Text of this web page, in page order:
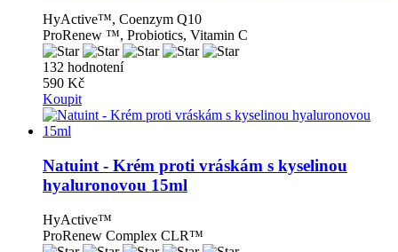
HyActive™, Coenzym Q10
ProRenew ™, Probiotics, Vitamin C
132 hodnotení
590 Kč
Koupit
Natuint - Krém proti vráskám s kyselinou
hyaluronovou 15ml
HyActive™
ProRenew Complex CLR™